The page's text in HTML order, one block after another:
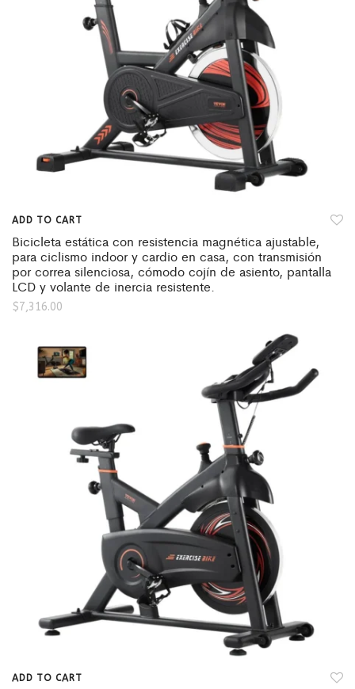
ADD TO CART
Bicicleta estática con resistencia magnética ajustable,
para ciclismo indoor y cardio en casa, con transmisión
por correa silenciosa, cómodo cojín de asiento, pantalla
LCD y volante de inercia resistente.
$7,316.00
ADD TO CART